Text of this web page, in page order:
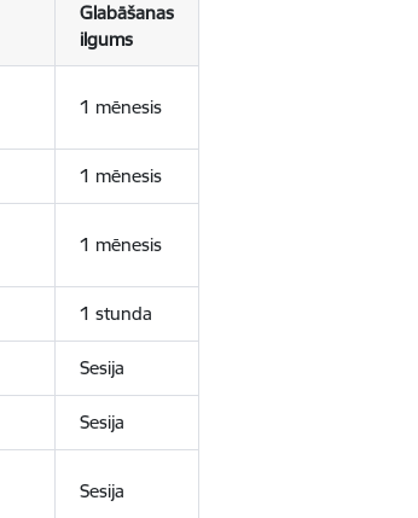
Glabāšanas
ilgums
1 mēnesis
1 mēnesis
1 mēnesis
1 stunda
Sesija
Sesija
Sesija